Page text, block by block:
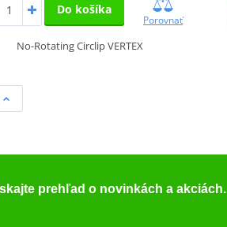
Do košíka
Porovnať
No-Rotating Circlip VERTEX
prehľad o novinkách a akciách.